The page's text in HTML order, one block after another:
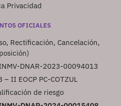
Privacidad
OFICIALES
Rectificación, Cancelación,
DNAR-2023-00094013
II EOCP PC-COTZUL
de riesgo